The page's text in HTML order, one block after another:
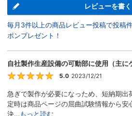
レビューを書く
毎月3件以上の商品レビュー投稿で投稿
ポンプレゼント！
自社製作生産設備の可動部に使用（主に
5.0 2023/12/21
急ぎで製作が必要になっため、短納期出
定時は商品ページの屈曲試験情報から安
決...もっと読む